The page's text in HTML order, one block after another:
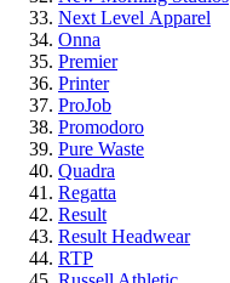
Next Level Apparel
Onna
Premier
Printer
ProJob
Promodoro
Pure Waste
Quadra
Regatta
Result
Result Headwear
RTP